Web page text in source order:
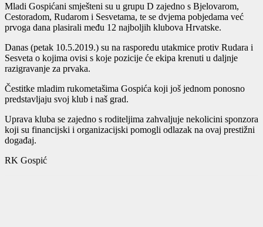
Mladi Gospićani smješteni su u grupu D zajedno s Bjelovarom,
Cestoradom, Rudarom i Sesvetama, te se dvjema pobjedama već
prvoga dana plasirali među 12 najboljih klubova Hrvatske.
Danas (petak 10.5.2019.) su na rasporedu utakmice protiv Rudara i
Sesveta o kojima ovisi s koje pozicije će ekipa krenuti u daljnje
razigravanje za prvaka.
Čestitke mladim rukometašima Gospića koji još jednom ponosno
predstavljaju svoj klub i naš grad.
Uprava kluba se zajedno s roditeljima zahvaljuje nekolicini sponzora
koji su financijski i organizacijski pomogli odlazak na ovaj prestižni
događaj.
RK Gospić